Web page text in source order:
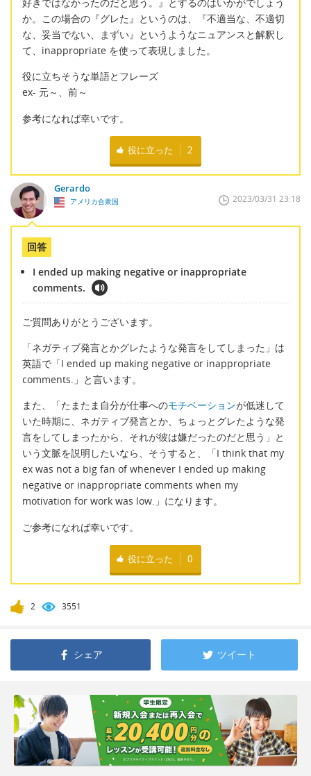
か。この場合の『グレた』というのは、『不適当な、不適切
な、妥当でない、まずい』というようなニュアンスと解釈し
て、inappropriate を使って表現しました。
役に立ちそうな単語とフレーズ
ex- 元～、前～
参考になれば幸いです。
役に立った 2
Gerardo
アメリカ合衆国 2023/03/31 23:18
回答
I ended up making negative or inappropriate
comments.
ご質問ありがとうございます。
「ネガティブ発言とかグレたような発言をしてしまった」は
英語で「I ended up making negative or inappropriate
comments.」と言います。
また、「たまたま自分が仕事へのモチベーションが低迷して
いた時期に、ネガティブ発言とか、ちょっとグレたような発
言をしてしまったから、それが彼は嫌だったのだと思う」と
いう文脈を説明したいなら、そうすると、「I think that my
ex was not a big fan of whenever I ended up making
negative or inappropriate comments when my
motivation for work was low.」になります。
ご参考になれば幸いです。
役に立った 0
2 3551
シェア ツイート